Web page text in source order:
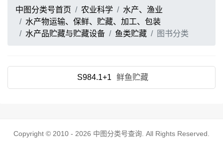
中图分类号首页 农业科学
水产、渔业
水产物运输、保鲜、贮藏、加工、包装
水产品贮藏与贮藏设备
鱼类贮藏 图书分类
S984.1+1 鲜鱼贮藏
Copyright © 2010 - 2026 中图分类号查询 . All Rights Reserved.